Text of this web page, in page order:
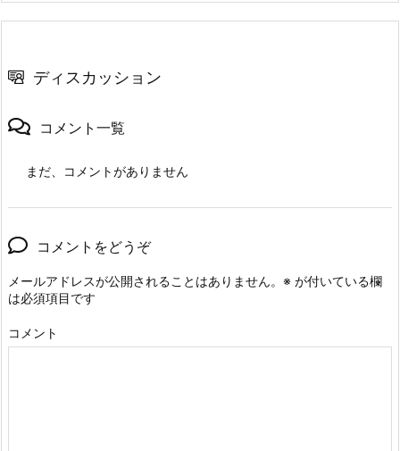
ディスカッション
コメント一覧
まだ、コメントがありません
コメントをどうぞ
メールアドレスが公開されることはありません。 ※ が付いている欄
は必須項目です
コメント